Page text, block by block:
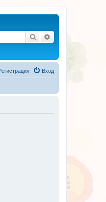
Поиск
Вход